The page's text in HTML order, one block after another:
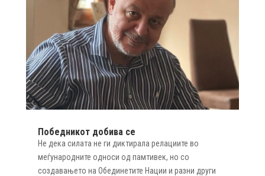
Победникот добива се
Не дека силата не ги диктирала релациите во
меѓународните односи од памтивек, но со
создавањето на Обединетите Нации и разни други